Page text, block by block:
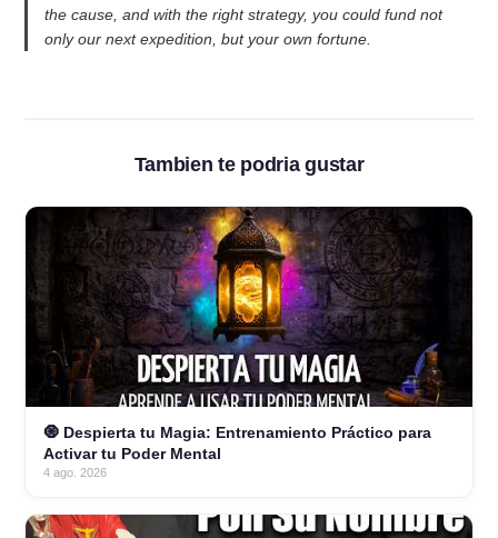
the cause, and with the right strategy, you could fund not
only our next expedition, but your own fortune.
Tambien te podria gustar
🧿 Despierta tu Magia: Entrenamiento Práctico para
Activar tu Poder Mental
4 ago. 2026